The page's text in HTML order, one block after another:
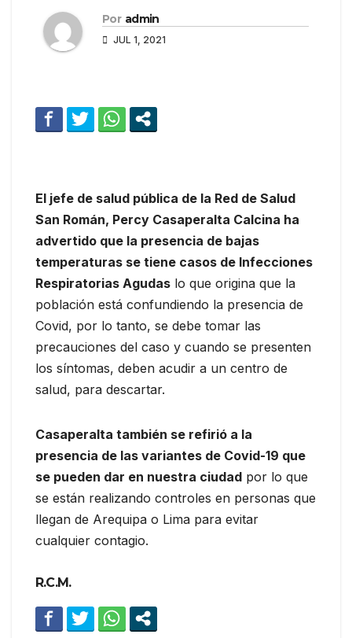
Por admin
JUL 1, 2021
El jefe de salud pública de la Red de Salud
San Román, Percy Casaperalta Calcina ha
advertido que la presencia de bajas
temperaturas se tiene casos de Infecciones
Respiratorias Agudas lo que origina que la
población está confundiendo la presencia de
Covid, por lo tanto, se debe tomar las
precauciones del caso y cuando se presenten
los síntomas, deben acudir a un centro de
salud, para descartar.
Casaperalta también se refirió a la
presencia de las variantes de Covid-19 que
se pueden dar en nuestra ciudad por lo que
se están realizando controles en personas que
llegan de Arequipa o Lima para evitar
cualquier contagio.
R.C.M.